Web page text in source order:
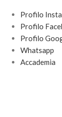
Profilo
Profilo
Profilo
Whatsapp
Accademia